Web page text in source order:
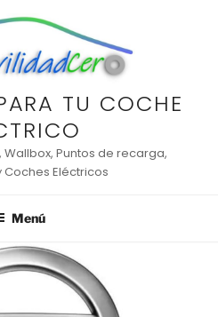
TU COCHE
Puntos de recarga,
Coches Eléctricos
Menú